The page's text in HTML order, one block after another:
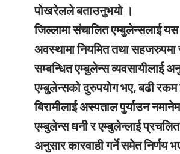
पोखरेलले बताउनुभयो ।
जिल्लामा संचालित एम्बुलेन्सलाई
अवस्थामा नियमित तथा सहजरुपमा
सम्बन्धित एम्बुलेन्स व्यवसायीलाई
एम्बुलेन्सको दुरुपयोग भए, बढी रकम
बिरामीलाई अस्पताल पुर्याउन
एम्बुलेन्स धनी र एम्बुलेन्लाई
अनुसार कारवाही गर्ने समेत निर्णय